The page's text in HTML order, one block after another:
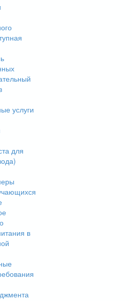
услуги
для
в